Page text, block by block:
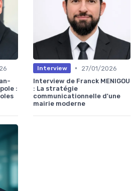
:
Interview •
27/01/2026
Interview de Franck MENIGOU
: La stratégie
communicationnelle d'une
mairie moderne